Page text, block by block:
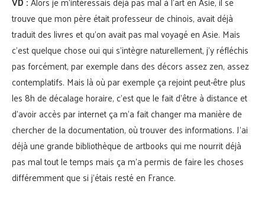
trouve que mon père était professeur de chinois, avait déjà
traduit des livres et qu’on avait pas mal voyagé en Asie. Mais
c’est quelque chose oui qui s’intègre naturellement, j’y réfléchis
pas forcément, par exemple dans des décors assez zen, assez
contemplatifs. Mais là où par exemple ça rejoint peut-être plus
les 8h de décalage horaire, c’est que le fait d’être à distance et
d’avoir accès par internet ça m’a fait changer ma manière de
chercher de la documentation, où trouver des informations. J’ai
déjà une grande bibliothèque de artbooks qui me nourrit déjà
pas mal tout le temps mais ça m’a permis de faire les choses
différemment que si j’étais resté en France.